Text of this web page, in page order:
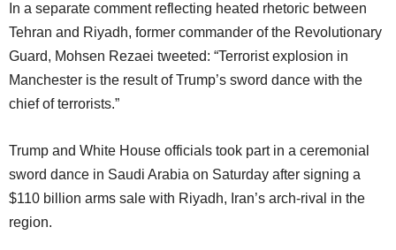
In a separate comment reflecting heated rhetoric between
Tehran and Riyadh, former commander of the Revolutionary
Guard, Mohsen Rezaei tweeted: “Terrorist explosion in
Manchester is the result of Trump’s sword dance with the
chief of terrorists.”
Trump and White House officials took part in a ceremonial
sword dance in Saudi Arabia on Saturday after signing a
$110 billion arms sale with Riyadh, Iran’s arch-rival in the
region.